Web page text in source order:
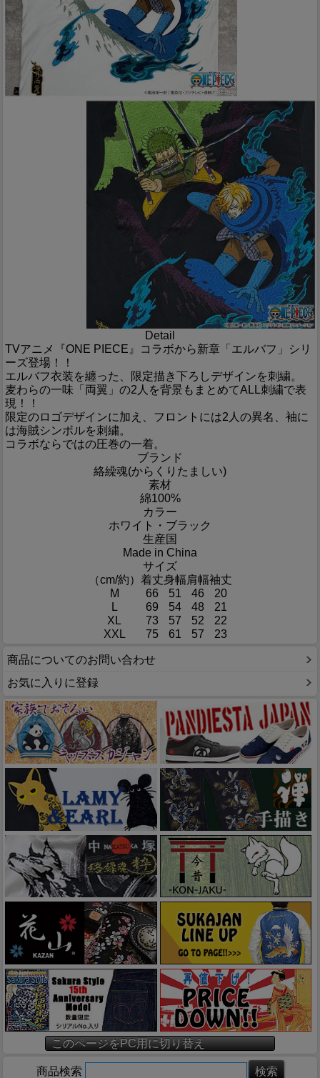
Detail
TVアニメ『ONE PIECE』コラボから新章「エルバフ」シリ
ーズ登場！！
エルバフ衣装を纏った、限定描き下ろしデザインを刺繍。
麦わらの一味「両翼」の2人を背景もまとめてALL刺繍で表
現！！
限定のロゴデザインに加え、フロントには2人の異名、袖に
は海賊シンボルを刺繍。
コラボならではの圧巻の一着。
ブランド
絡繰魂(からくりたましい)
素材
綿100%
カラー
ホワイト・ブラック
生産国
Made in China
サイズ
（cm/約） 着丈身幅肩幅袖丈
M
66 51 46
20
L
69 54 48
21
XL
73 57 52
22
XXL
75 61 57 23
商品についてのお問い合わせ
お気に入りに登録
このページをPC用に切り替え
商品検索